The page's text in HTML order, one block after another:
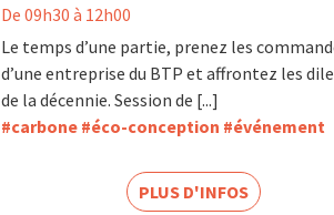
De 09h30 à 12h00
Le temps d’une partie, prenez les
d’une entreprise du BTP et affrontez les
de la décennie. Session de [...]
#carbone #éco-conception #événement
PLUS D'INFOS